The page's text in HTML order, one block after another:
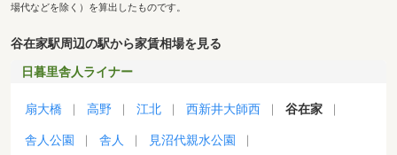
場代などを除く）を算出したものです。
谷在家駅周辺の駅から家賃相場を見る
日暮里舎人ライナー
扇大橋 高野 江北 西新井大師西 谷在家
舎人公園 舎人 見沼代親水公園